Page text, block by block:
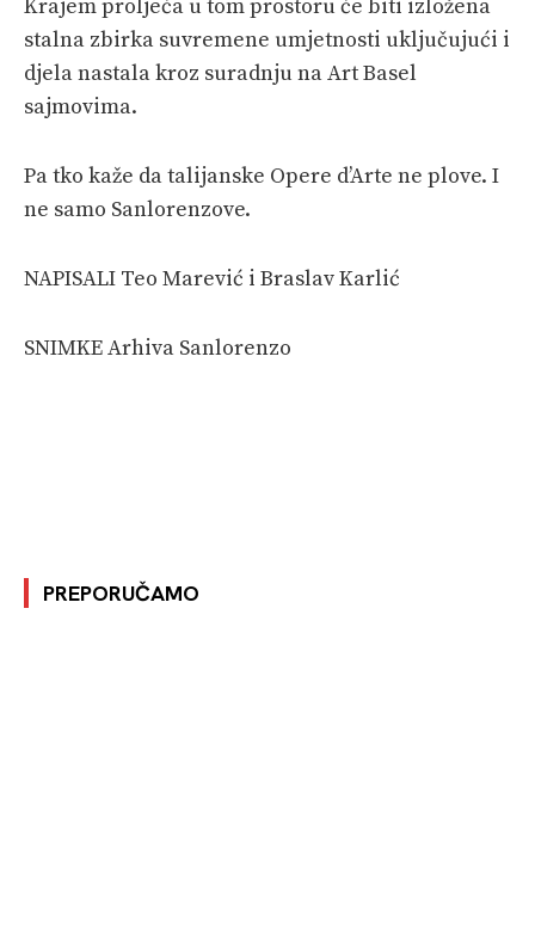
Krajem proljeća u tom prostoru će biti izložena
stalna zbirka suvremene umjetnosti uključujući i
djela nastala kroz suradnju na Art Basel
sajmovima.
Pa tko kaže da talijanske Opere d’Arte ne plove. I
ne samo Sanlorenzove.
NAPISALI Teo Marević i Braslav Karlić
SNIMKE Arhiva Sanlorenzo
PREPORUČAMO